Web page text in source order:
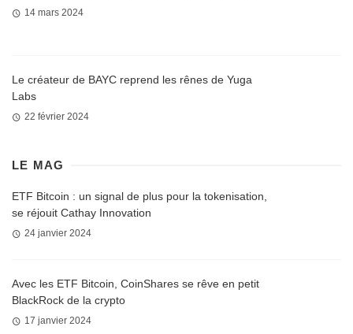
14 mars 2024
Le créateur de BAYC reprend les rênes de Yuga
Labs
22 février 2024
LE MAG
ETF Bitcoin : un signal de plus pour la tokenisation,
se réjouit Cathay Innovation
24 janvier 2024
Avec les ETF Bitcoin, CoinShares se rêve en petit
BlackRock de la crypto
17 janvier 2024